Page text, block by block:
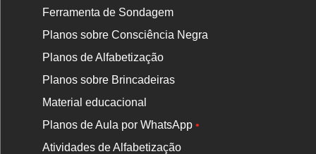
Ferramenta de Sondagem
Planos sobre Consciência Negra
Planos de Alfabetização
Planos sobre Brincadeiras
Material educacional
Planos de Aula por WhatsApp•
Atividades de Alfabetização